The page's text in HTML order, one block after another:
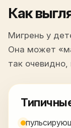
Как
Мигрень у
Она может
так